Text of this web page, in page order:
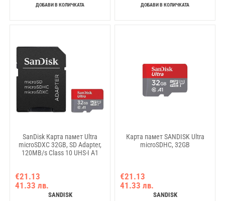
ДОБАВИ В КОЛИЧКАТА ДОБАВИ В КОЛИЧКАТА
SanDisk Карта памет Ultra
microSDXC 32GB, SD Adapter,
120MB/s Class 10 UHS-I A1
€21.13
41.33 лв.
SANDISK
Карта памет SANDISK Ultra
microSDHC, 32GB
€21.13
41.33 лв.
SANDISK